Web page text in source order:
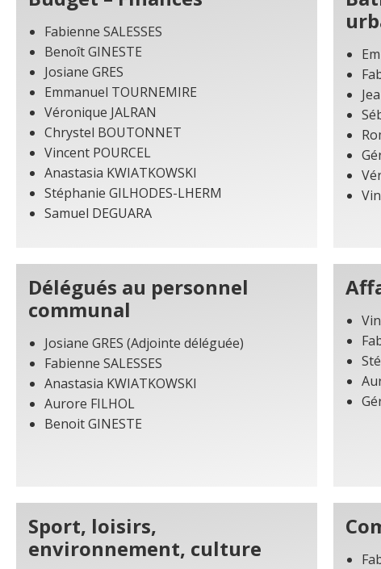
Fabienne SALESSES
Benoît GINESTE
Josiane GRES
Emmanuel TOURNEMIRE
Véronique JALRAN
Chrystel BOUTONNET
Vincent POURCEL
Anastasia KWIATKOWSKI
Stéphanie GILHODES-LHERM
Samuel DEGUARA
Délégués au personnel
communal
Josiane GRES (Adjointe déléguée)
Fabienne SALESSES
Anastasia KWIATKOWSKI
Aurore FILHOL
Benoit GINESTE
Sport, loisirs,
environnement, culture